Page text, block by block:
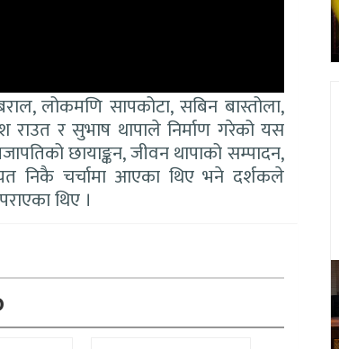
लोकमणि सापकोटा, सबिन बास्तोला,
र सुभाष थापाले निर्माण गरेको यस
छायाङ्कन, जीवन थापाको सम्पादन,
निकै चर्चामा आएका थिए भने दर्शकले
थिए ।